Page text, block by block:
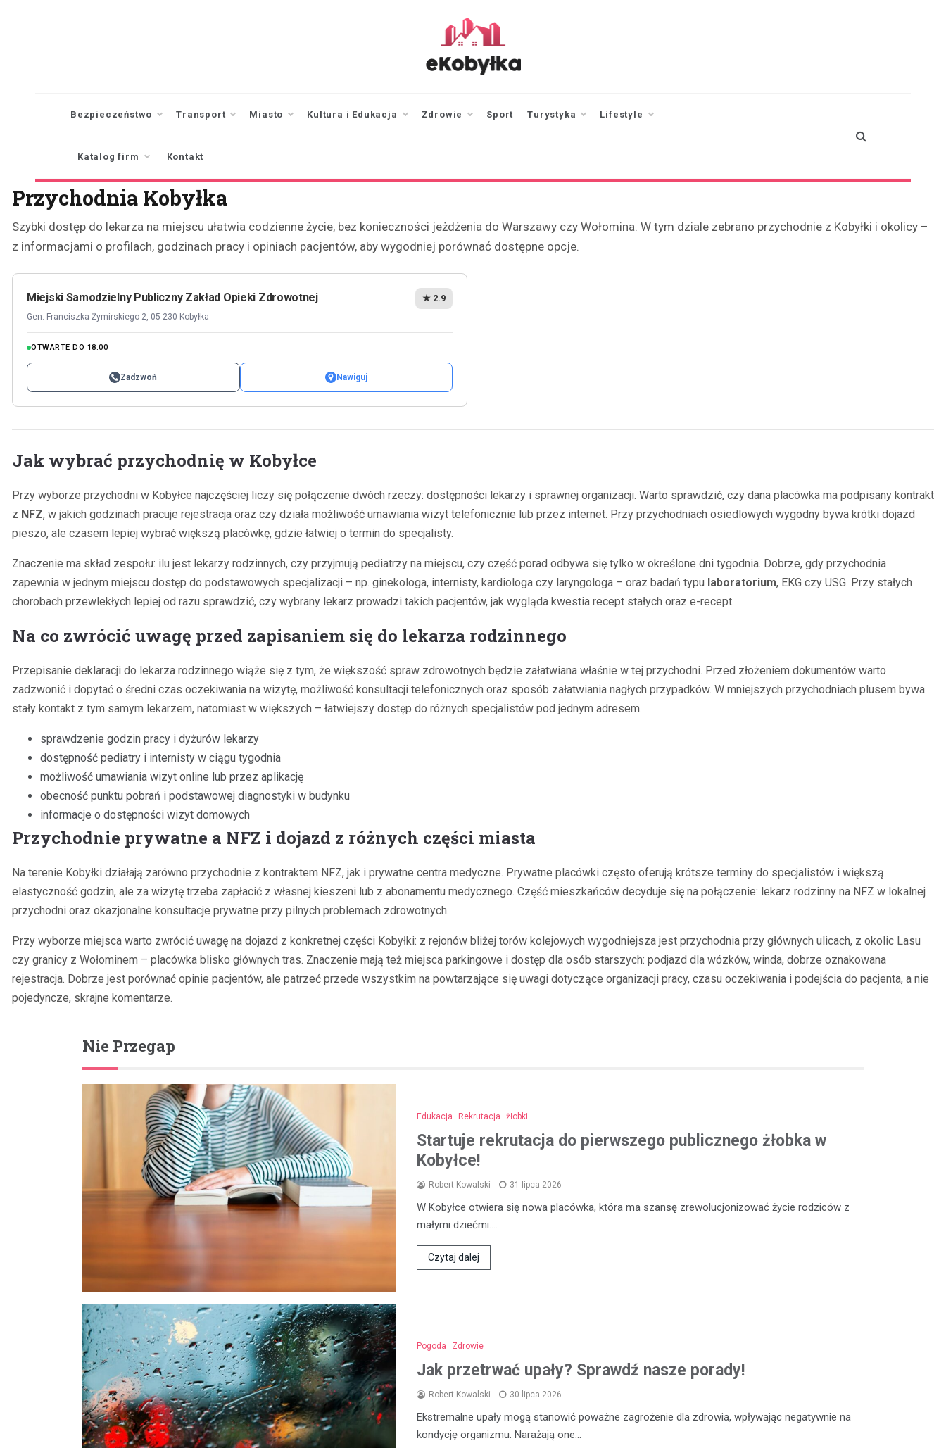
Bezpieczeństwo Transport Miasto Kultura i Edukacja Zdrowie Sport Turystyka Lifestyle
Katalog firm Kontakt
Przychodnia Kobyłka
Szybki dostęp do lekarza na miejscu ułatwia codzienne życie, bez konieczności jeżdżenia do Warszawy czy Wołomina. W tym dziale zebrano przychodnie z Kobyłki i okolicy –
z informacjami o profilach, godzinach pracy i opiniach pacjentów, aby wygodniej porównać dostępne opcje.
Miejski Samodzielny Publiczny Zakład Opieki Zdrowotnej
Gen. Franciszka Żymirskiego 2, 05-230 Kobyłka
★ 2.9
OTWARTE DO 18:00
Zadzwoń Nawiguj
Jak wybrać przychodnię w Kobyłce
Przy wyborze przychodni w Kobyłce najczęściej liczy się połączenie dwóch rzeczy: dostępności lekarzy i sprawnej organizacji. Warto sprawdzić, czy dana placówka ma podpisany kontrakt
z NFZ, w jakich godzinach pracuje rejestracja oraz czy działa możliwość umawiania wizyt telefonicznie lub przez internet. Przy przychodniach osiedlowych wygodny bywa krótki dojazd
pieszo, ale czasem lepiej wybrać większą placówkę, gdzie łatwiej o termin do specjalisty.
Znaczenie ma skład zespołu: ilu jest lekarzy rodzinnych, czy przyjmują pediatrzy na miejscu, czy część porad odbywa się tylko w określone dni tygodnia. Dobrze, gdy przychodnia
zapewnia w jednym miejscu dostęp do podstawowych specjalizacji – np. ginekologa, internisty, kardiologa czy laryngologa – oraz badań typu laboratorium, EKG czy USG. Przy stałych
chorobach przewlekłych lepiej od razu sprawdzić, czy wybrany lekarz prowadzi takich pacjentów, jak wygląda kwestia recept stałych oraz e-recept.
Na co zwrócić uwagę przed zapisaniem się do lekarza rodzinnego
Przepisanie deklaracji do lekarza rodzinnego wiąże się z tym, że większość spraw zdrowotnych będzie załatwiana właśnie w tej przychodni. Przed złożeniem dokumentów warto
zadzwonić i dopytać o średni czas oczekiwania na wizytę, możliwość konsultacji telefonicznych oraz sposób załatwiania nagłych przypadków. W mniejszych przychodniach plusem bywa
stały kontakt z tym samym lekarzem, natomiast w większych – łatwiejszy dostęp do różnych specjalistów pod jednym adresem.
sprawdzenie godzin pracy i dyżurów lekarzy
dostępność pediatry i internisty w ciągu tygodnia
możliwość umawiania wizyt online lub przez aplikację
obecność punktu pobrań i podstawowej diagnostyki w budynku
informacje o dostępności wizyt domowych
Przychodnie prywatne a NFZ i dojazd z różnych części miasta
Na terenie Kobyłki działają zarówno przychodnie z kontraktem NFZ, jak i prywatne centra medyczne. Prywatne placówki często oferują krótsze terminy do specjalistów i większą
elastyczność godzin, ale za wizytę trzeba zapłacić z własnej kieszeni lub z abonamentu medycznego. Część mieszkańców decyduje się na połączenie: lekarz rodzinny na NFZ w lokalnej
przychodni oraz okazjonalne konsultacje prywatne przy pilnych problemach zdrowotnych.
Przy wyborze miejsca warto zwrócić uwagę na dojazd z konkretnej części Kobyłki: z rejonów bliżej torów kolejowych wygodniejsza jest przychodnia przy głównych ulicach, z okolic Lasu
czy granicy z Wołominem – placówka blisko głównych tras. Znaczenie mają też miejsca parkingowe i dostęp dla osób starszych: podjazd dla wózków, winda, dobrze oznakowana
rejestracja. Dobrze jest porównać opinie pacjentów, ale patrzeć przede wszystkim na powtarzające się uwagi dotyczące organizacji pracy, czasu oczekiwania i podejścia do pacjenta, a nie
pojedyncze, skrajne komentarze.
Nie Przegap
Edukacja Rekrutacja żłobki
Startuje rekrutacja do pierwszego publicznego żłobka w
Kobyłce!
Robert Kowalski 31 lipca 2026
W Kobyłce otwiera się nowa placówka, która ma szansę zrewolucjonizować życie rodziców z
małymi dziećmi.…
Czytaj dalej
Pogoda Zdrowie
Jak przetrwać upały? Sprawdź nasze porady!
Robert Kowalski 30 lipca 2026
Ekstremalne upały mogą stanowić poważne zagrożenie dla zdrowia, wpływając negatywnie na
kondycję organizmu. Narażają one…